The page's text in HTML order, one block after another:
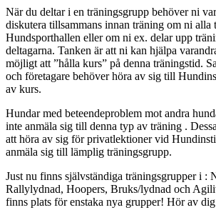
När du deltar i en träningsgrupp behöver ni
diskutera tillsammans innan träning om ni alla
Hundsporthallen eller om ni ex. delar upp
deltagarna. Tanken är att ni kan hjälpa
möjligt att ”hålla kurs” på denna träningstid.
och företagare behöver höra av sig till
av kurs.
Hundar med beteendeproblem mot andra
inte anmäla sig till denna typ av träning .
att höra av sig för privatlektioner vid
anmäla sig till lämplig träningsgrupp.
Just nu finns självständiga träningsgrupper i :
Rallylydnad, Hoopers, Bruks/lydnad och
finns plats för enstaka nya grupper! Hör av